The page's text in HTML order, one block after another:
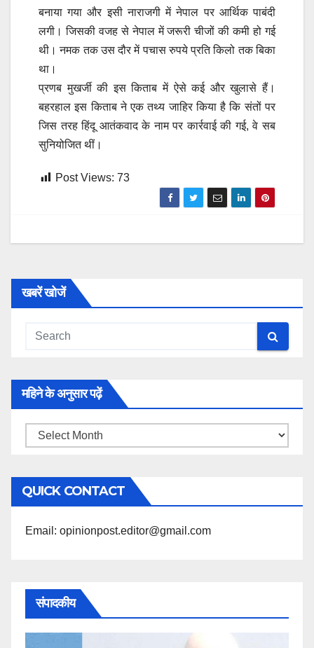
बनाया गया और इसी नाराजगी में नेपाल पर आर्थिक पाबंदी
लगी। जिसकी वजह से नेपाल में जरूरी चीजों की कमी हो गई
थी। नमक तक उस दौर में पचास रुपये प्रति किलो तक बिका
था।
प्रणब मुखर्जी की इस किताब में ऐसे कई और खुलासे हैं।
बहरहाल इस किताब ने एक तथ्य जाहिर किया है कि संतों पर
जिस तरह हिंदू आतंकवाद के नाम पर कार्रवाई की गई, वे सब
सुनियोजित थीं।
Post Views: 73
खबरें खोजें
महिने के अनुसार पढ़ें
महिने
अनुसार
पढ़ें
QUICK CONTACT
Email: opinionpost.editor@gmail.com
संपादकीय